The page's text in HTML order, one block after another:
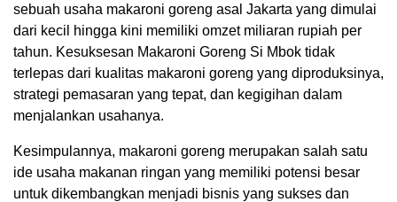
sebuah usaha makaroni goreng asal Jakarta yang dimulai
dari kecil hingga kini memiliki omzet miliaran rupiah per
tahun. Kesuksesan Makaroni Goreng Si Mbok tidak
terlepas dari kualitas makaroni goreng yang diproduksinya,
strategi pemasaran yang tepat, dan kegigihan dalam
menjalankan usahanya.
Kesimpulannya, makaroni goreng merupakan salah satu
ide usaha makanan ringan yang memiliki potensi besar
untuk dikembangkan menjadi bisnis yang sukses dan